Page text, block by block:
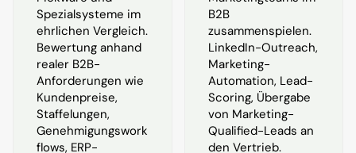
Spezialsysteme im
ehrlichen Vergleich.
Bewertung anhand
realer B2B-
Anforderungen wie
Kundenpreise,
Staffelungen,
Genehmigungswork
flows, ERP-
B2B
zusammenspielen.
LinkedIn-Outreach,
Marketing-
Automation, Lead-
Scoring, Übergabe
von Marketing-
Qualified-Leads an
den Vertrieb.